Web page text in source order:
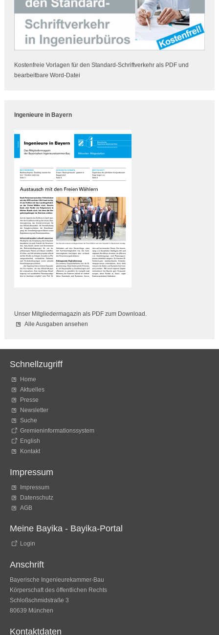
Kostenfreie Vorlagen für den Standard-Schriftverkehr als PDF und
bearbeitbare Word-Datei
Ingenieure in Bayern
Unser Mitgliedermagazin als PDF zum Download.
Alle Ausgaben ansehen
Schnellzugriff
Home
Aktuelles
Presse
Newsletter
Suche
Gremieninformationssystem
English
Kontakt
Impressum
Impressum
Datenschutz
AGB
Meine Bayika - Bayika-Portal
Login
Anschrift
Bayerische Ingenieurekammer-Bau
Körperschaft des öffentlichen Rechts
Schloßschmidstraße 3
80639 München
Kontaktdaten